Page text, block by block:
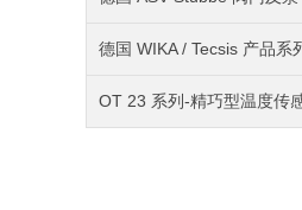
德国 WIKA / Tecsis 产品系
OT 23 系列-精巧型温度传